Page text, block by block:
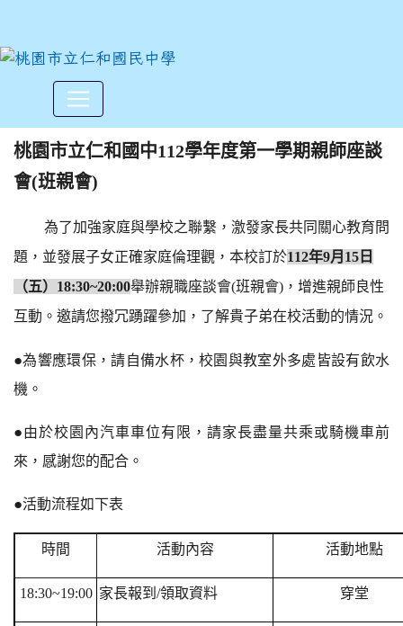
112班親會~誠摯邀請各位家
桃園市立仁和國中112學年度第一學期親師座談
會(班親會)
為了加強家庭與學校之聯繫，激發家長共同關心教育問
題，並發展子女正確家庭倫理觀，本校訂於112年9月 15 日
（五） 18:30~20:00舉辦親職座談會(班親會) ，增進親師良性
互動。邀請您撥冗踴躍參加，了解貴子弟在校活動的情況。
●為響應環保，請自備水杯，校園與教室外多處皆設有飲水
機。
●由於校園內汽車車位有限，請家長盡量共乘或騎機車前
來，感謝您的配合。
●活動流程如下表
時間 活動內容 活動地點
18:30~19:00 家長報到 /領取資料 穿堂